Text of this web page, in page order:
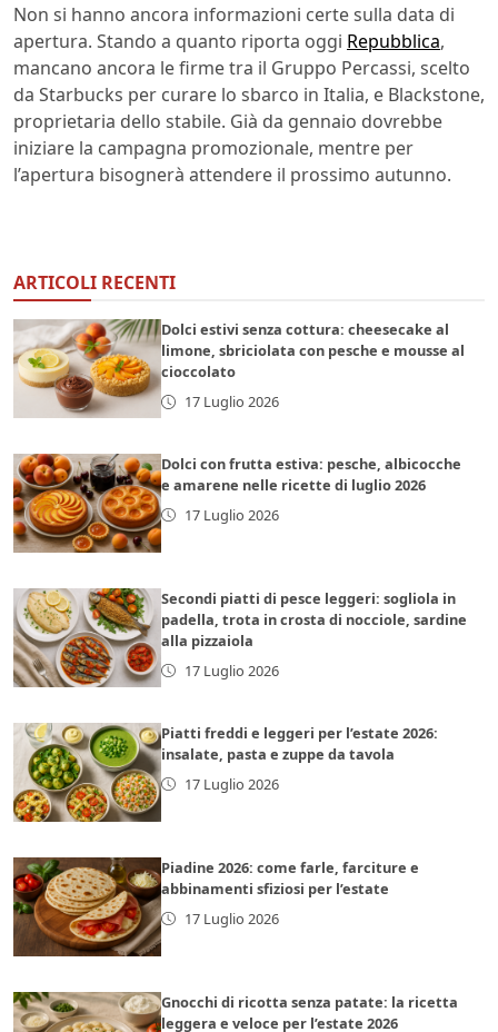
Non si hanno ancora informazioni certe sulla data di
apertura. Stando a quanto riporta oggi Repubblica,
mancano ancora le firme tra il Gruppo Percassi, scelto
da Starbucks per curare lo sbarco in Italia, e Blackstone,
proprietaria dello stabile. Già da gennaio dovrebbe
iniziare la campagna promozionale, mentre per
l’apertura bisognerà attendere il prossimo autunno.
ARTICOLI RECENTI
Dolci estivi senza cottura: cheesecake al
limone, sbriciolata con pesche e mousse al
cioccolato
17 Luglio 2026
Dolci con frutta estiva: pesche, albicocche
e amarene nelle ricette di luglio 2026
17 Luglio 2026
Secondi piatti di pesce leggeri: sogliola in
padella, trota in crosta di nocciole, sardine
alla pizzaiola
17 Luglio 2026
Piatti freddi e leggeri per l’estate 2026:
insalate, pasta e zuppe da tavola
17 Luglio 2026
Piadine 2026: come farle, farciture e
abbinamenti sfiziosi per l’estate
17 Luglio 2026
Gnocchi di ricotta senza patate: la ricetta
leggera e veloce per l’estate 2026